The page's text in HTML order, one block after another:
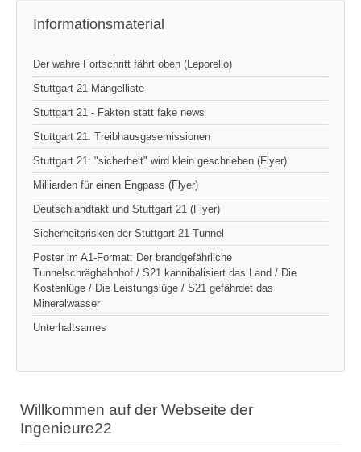
Informationsmaterial
Der wahre Fortschritt fährt oben (Leporello)
Stuttgart 21 Mängelliste
Stuttgart 21 - Fakten statt fake news
Stuttgart 21: Treibhausgasemissionen
Stuttgart 21: "sicherheit" wird klein geschrieben (Flyer)
Milliarden für einen Engpass (Flyer)
Deutschlandtakt und Stuttgart 21 (Flyer)
Sicherheitsrisken der Stuttgart 21-Tunnel
Poster im A1-Format: Der brandgefährliche
Tunnelschrägbahnhof / S21 kannibalisiert das Land / Die
Kostenlüge / Die Leistungslüge / S21 gefährdet das
Mineralwasser
Unterhaltsames
Willkommen auf der Webseite der
Ingenieure22